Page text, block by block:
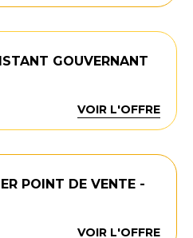
GOUVERNANT
VOIR L'OFFRE
POINT DE VENTE -
VOIR L'OFFRE